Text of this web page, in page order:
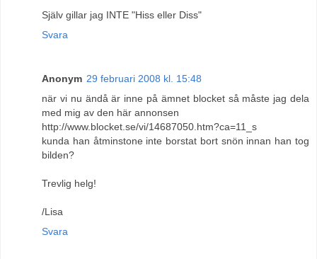
Själv gillar jag INTE "Hiss eller Diss"
Svara
Anonym 29 februari 2008 kl. 15:48
när vi nu ändå är inne på ämnet blocket så måste jag dela
med mig av den här annonsen
http://www.blocket.se/vi/14687050.htm?ca=11_s
kunda han åtminstone inte borstat bort snön innan han tog
bilden?
Trevlig helg!
/Lisa
Svara